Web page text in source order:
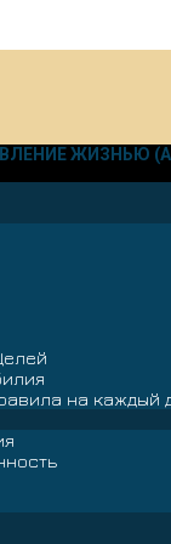
ЖИЗНЬЮ
на каждый